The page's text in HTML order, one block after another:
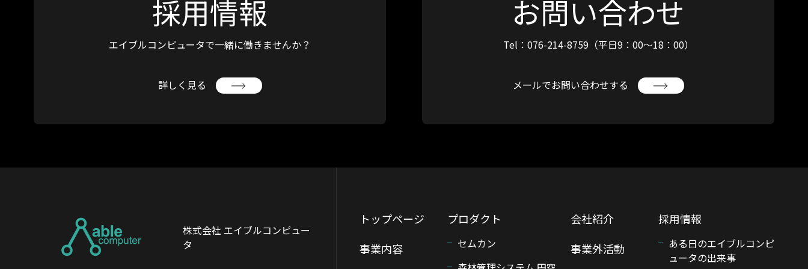
採用情報
エイブルコンピュータで一緒に働きませんか？
詳しく見る
お問い合わせ
Tel：076-214-8759（平日9：00〜18：00）
メールでお問い合わせする
トップページ
事業内容
プロダクト
セムカン
会社紹介
事業外活動
採用情報
ある日のエイブルコンピ
ュータの出来事
株式会社 エイブルコンピュー
タ